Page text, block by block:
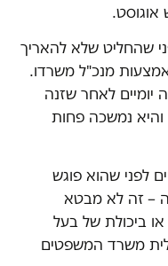
אוגוסט.
שהחליט שלא להאריך
מנכ"ל משרדו.
יומיים לאחר שזנה
נמשכה פחות
לפני שהוא פוגש
– זה לא מבטא
ביכולת של בעל
משרד המשפטים